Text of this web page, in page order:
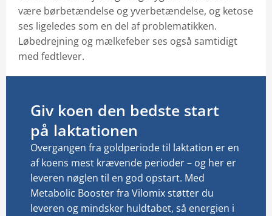
være børbetændelse og yverbetændelse, og ketose
ses ligeledes som en del af problematikken.
Løbedrejning og mælkefeber ses også samtidigt
med fedtlever.
Giv koen den bedste start
på laktationen
Overgangen fra goldperiode til laktation er en
af koens mest krævende perioder – og her er
leveren nøglen til en god opstart. Med
Metabolic Booster fra Vilomix støtter du
leveren og mindsker huldtabet, så energien i